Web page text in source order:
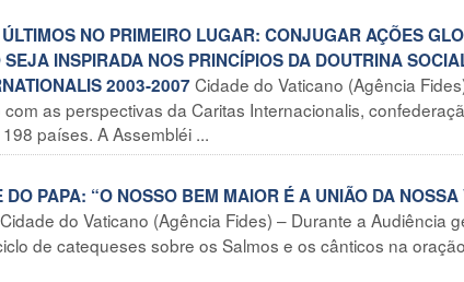
NO PRIMEIRO LUGAR: CONJUGAR AÇÕES
INSPIRADA NOS PRINCÍPIOS DA DOUTRINA
2003-2007Cidade do Vaticano (Agência
as perspectivas da Caritas Internacionalis,
países. A Assembléi ...
PAPA: “O NOSSO BEM MAIOR É A UNIÃO DA
Cidade do Vaticano (Agência Fides) – Durante a Audiência
de catequeses sobre os Salmos e os cânticos na